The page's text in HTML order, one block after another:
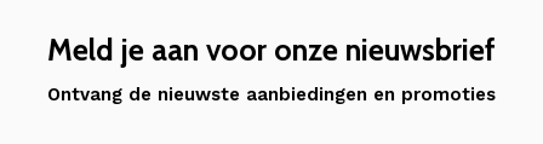
Meld je aan voor onze nieuwsbrief
Ontvang de nieuwste aanbiedingen en promoties